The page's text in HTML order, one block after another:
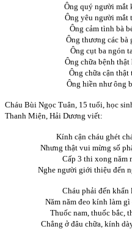
Ông quý người mắt
Ông yêu người mắt
Ông cảm tình bà
Ông thương các bà
Ông cụt ba ngón
Ông chữa bệnh thật
Ông chữa cận thật
Ông hiền như ông
Cháu Bùi Ngọc Tuân, 15 tuổi, học
Thanh Miện, Hải Dương viết:
Kính cận cháu ghét
Nhưng thật vui mừng số
Cấp 3 thi xong năm
Nghe người giới thiệu đến
Cháu phải đến khẩn
Năm năm đeo kính làm
Thuốc nam, thuốc bắc,
Chẳng ở đâu chữa, kính